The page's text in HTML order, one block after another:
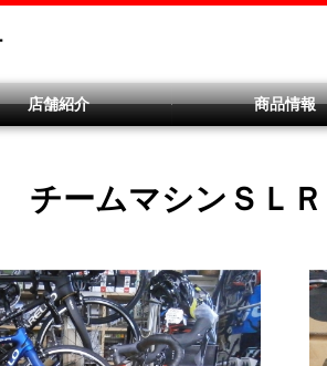
店舗紹介 商品情報
チームマシンＳＬ